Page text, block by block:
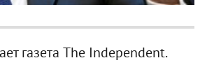
газета The Independent.